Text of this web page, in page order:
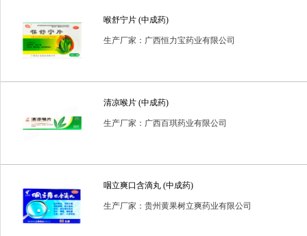
二类器械.6834医 二类器械.6840临 二类器械.6841医
体内诊断试剂 体外诊断试剂
医疗器械一类 医疗器械二类 卫生保健品
进口药品 预包装食品
喉舒宁片 (中成药)
生产厂家：广西恒力宝药业有限公司
清凉喉片 (中成药)
生产厂家：广西百琪药业有限公司
咽立爽口含滴丸 (中成药)
生产厂家：贵州黄果树立爽药业有限公司